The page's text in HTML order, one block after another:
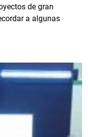
de gran
a algunas